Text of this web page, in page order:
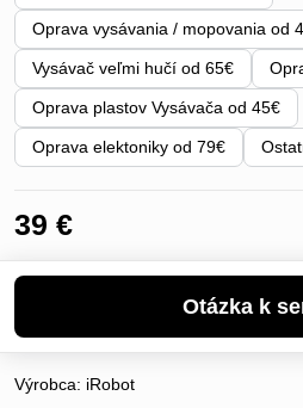
Oprava vysávania / mopovania od
Vysávač veľmi hučí od 65€
Oprava plastov Vysávača od 45€
Oprava elektoniky od 79€
39 €
Výrobca: iRobot